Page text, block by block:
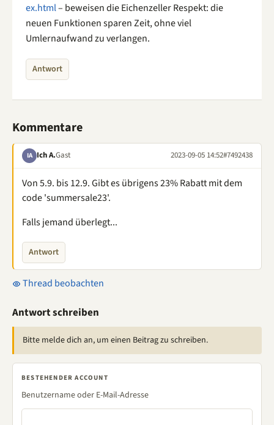
ex.html– beweisen die Eichenzeller Respekt: die
neuen Funktionen sparen Zeit, ohne viel
Umlernaufwand zu verlangen.
Antwort
Kommentare
IA Ich A.Gast 2023-09-05 14:52#7492438
Von 5.9. bis 12.9. Gibt es übrigens 23% Rabatt mit dem
code 'summersale23'.
Falls jemand überlegt...
Antwort
Thread beobachten
Antwort schreiben
Bitte melde dich an, um einen Beitrag zu schreiben.
BESTEHENDER ACCOUNT
Benutzername oder E-Mail-Adresse